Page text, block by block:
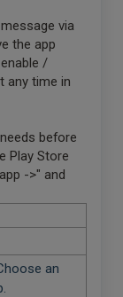
via
the app
/
any time in
before
Play Store
->" and
an